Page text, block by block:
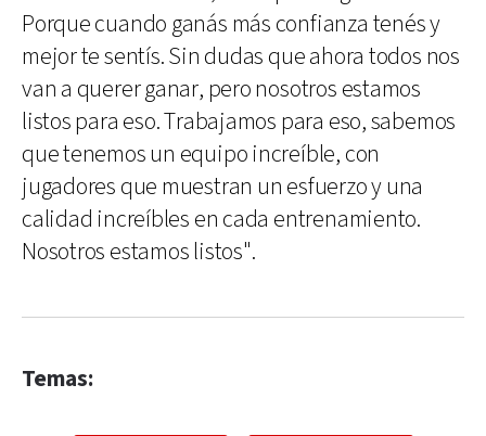
Porque cuando ganás más confianza tenés y
mejor te sentís. Sin dudas que ahora todos nos
van a querer ganar, pero nosotros estamos
listos para eso. Trabajamos para eso, sabemos
que tenemos un equipo increíble, con
jugadores que muestran un esfuerzo y una
calidad increíbles en cada entrenamiento.
Nosotros estamos listos".
Temas: